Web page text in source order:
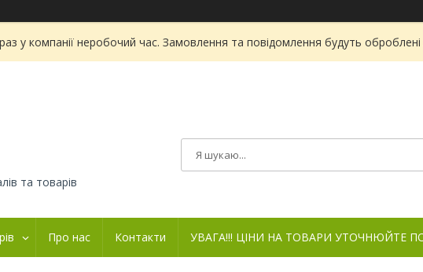
у компанії неробочий час. Замовлення та повідомлення будуть
та товарів
Про нас Контакти УВАГА!!! ЦІНИ НА ТОВАРИ УТОЧНЮЙТЕ